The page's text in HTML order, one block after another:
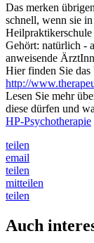
Das merken
schnell, wenn sie
Gehört: natürlich -
anweisende
Hier finden Sie das
http://
Lesen Sie mehr
diese dürfen und
HP-Psychotherapie
teilen
email
teilen
mitteilen
teilen
Auch